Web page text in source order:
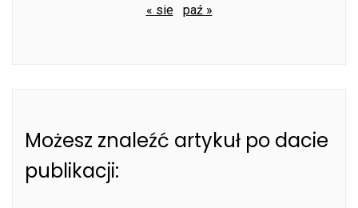
« sie paź »
Możesz znaleźć artykuł po dacie
publikacji: